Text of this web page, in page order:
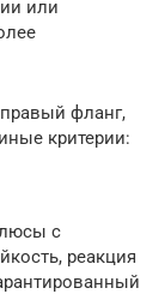
или
фланг,
критерии:
с
реакция